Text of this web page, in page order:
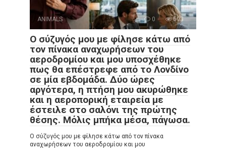
ANIMALS 0 593
Ο σύζυγός μου με φίλησε κάτω από
τον πίνακα αναχωρήσεων του
αεροδρομίου και μου υποσχέθηκε
πως θα επέστρεφε από το Λονδίνο
σε μία εβδομάδα. Δύο ώρες
αργότερα, η πτήση μου ακυρώθηκε
και η αεροπορική εταιρεία με
έστειλε στο σαλόνι της πρώτης
θέσης. Μόλις μπήκα μέσα, πάγωσα.
Ο σύζυγός μου με φίλησε κάτω από τον πίνακα
αναχωρήσεων του αεροδρομίου και μου